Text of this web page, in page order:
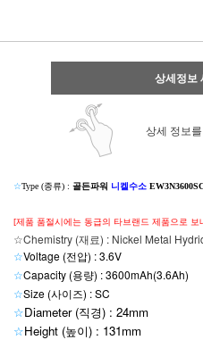
상세정보
상세 정보
☆Type (종류) : 골든파워 니켈수소
[제품 품절시에는 동급의 타브랜드 제품으로 보
☆Chemistry (재료) : Nickel Metal
☆Voltage (전압) : 3.6V
☆Capacity (용량) : 3600mAh(3.6Ah)
☆Size (사이즈) : SC
☆Diameter (직경) : 24mm
☆Height (높이) : 131mm